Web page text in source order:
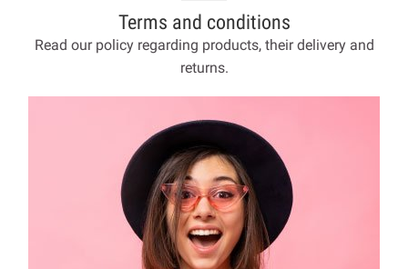
Terms and conditions
Read our policy regarding products, their delivery and
returns.